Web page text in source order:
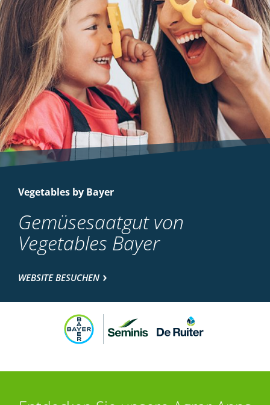
Vegetables by Bayer
Gemüsesaatgut von
Vegetables Bayer
WEBSITE BESUCHEN